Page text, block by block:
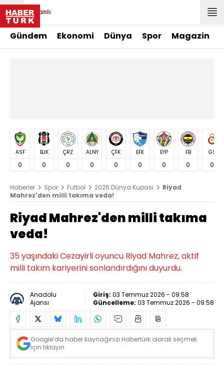
Canlı
Gündem Ekonomi Dünya Spor Magazin
ASF
0
BJK
0
ÇRZ
0
ALNY
0
ÇFK
0
EFK
0
EYP
0
FB
0
GS
0
Haberler Spor Futbol 2026 Dünya Kupası
Riyad
Mahrez'den milli takıma veda!
Riyad Mahrez'den milli takıma
veda!
35 yaşındaki Cezayirli oyuncu Riyad Mahrez, aktif
milli takım kariyerini sonlandırdığını duyurdu.
Anadolu
Ajansı
Giriş: 03 Temmuz 2026 - 09:58
Güncelleme: 03 Temmuz 2026 - 09:58
Google’da haber kaynağınızı Habertürk olarak seçmek
için tıklayın